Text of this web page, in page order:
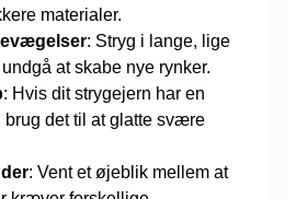
materialer.
: Stryg i lange, lige
at skabe nye rynker.
: Hvis dit strygejern har en
brug det til at glatte svære
: Vent et øjeblik mellem at